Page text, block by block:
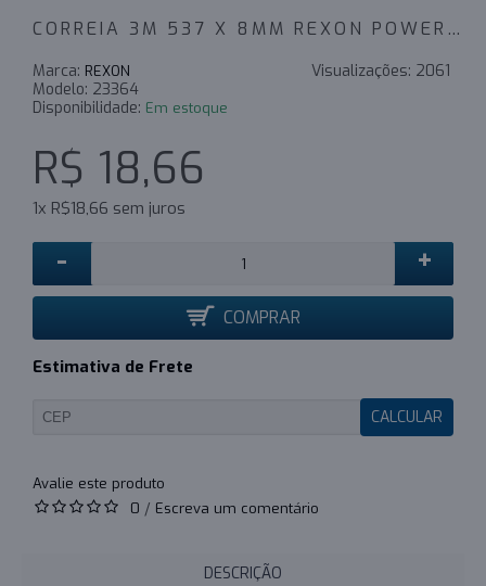
CORREIA 3M 537 X 8MM REXON POWERSINC SCIR
Visualizações: 2061
Marca: REXON
Modelo: 23364
Disponibilidade: Em estoque
R$ 18,66
1x R$18,66 sem juros
- +
COMPRAR
Estimativa de Frete
CALCULAR
0 / Escreva um comentário
DESCRIÇÃO